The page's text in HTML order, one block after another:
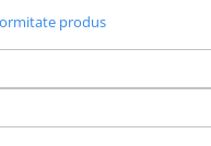
produs